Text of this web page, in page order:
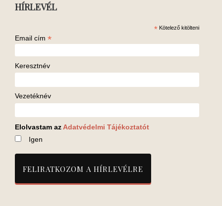
HÍRLEVÉL
* Kötelező kitölteni
Email cím *
Keresztnév
Vezetéknév
Elolvastam az Adatvédelmi Tájékoztatót
Igen